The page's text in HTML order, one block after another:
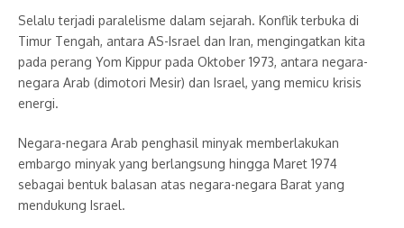
Selalu terjadi paralelisme dalam sejarah. Konflik terbuka di
Timur Tengah, antara AS-Israel dan Iran, mengingatkan kita
pada perang Yom Kippur pada Oktober 1973, antara negara-
negara Arab (dimotori Mesir) dan Israel, yang memicu krisis
energi.
Negara-negara Arab penghasil minyak memberlakukan
embargo minyak yang berlangsung hingga Maret 1974
sebagai bentuk balasan atas negara-negara Barat yang
mendukung Israel.